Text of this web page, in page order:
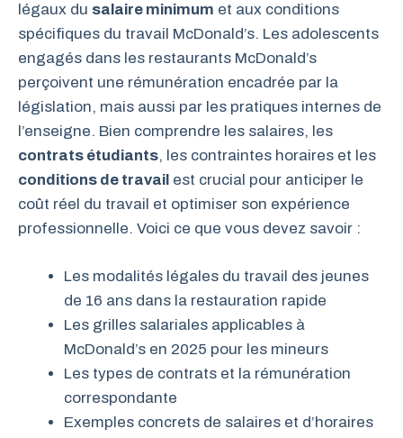
légaux du salaire minimum et aux conditions
spécifiques du travail McDonald’s. Les adolescents
engagés dans les restaurants McDonald’s
perçoivent une rémunération encadrée par la
législation, mais aussi par les pratiques internes de
l’enseigne. Bien comprendre les salaires, les
contrats étudiants, les contraintes horaires et les
conditions de travail est crucial pour anticiper le
coût réel du travail et optimiser son expérience
professionnelle. Voici ce que vous devez savoir :
Les modalités légales du travail des jeunes
de 16 ans dans la restauration rapide
Les grilles salariales applicables à
McDonald’s en 2025 pour les mineurs
Les types de contrats et la rémunération
correspondante
Exemples concrets de salaires et d’horaires